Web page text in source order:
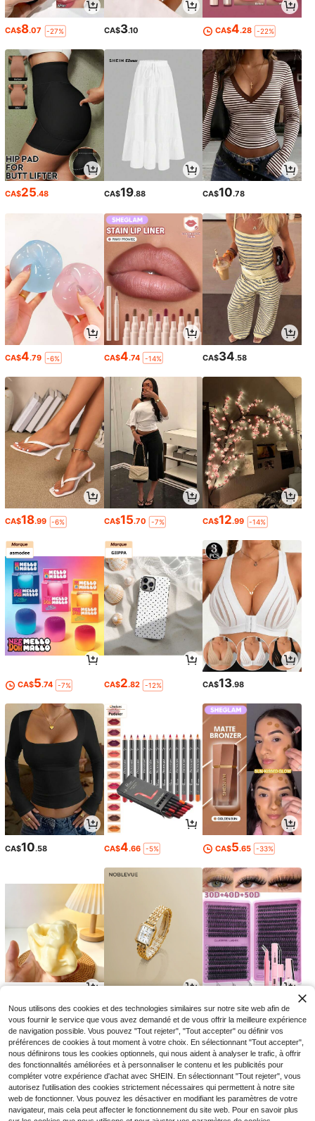
CA$8.07 -27% CA$3.10 CA$4.28 -22%
CA$25.48 CA$19.88 CA$10.78
CA$4.79 -6% CA$4.74 -14% CA$34.58
CA$18.99 -6% CA$15.70 -7% CA$12.99 -14%
CA$5.74 -7% CA$2.82 -12% CA$13.98
CA$10.58 CA$4.66 -5% CA$5.65 -33%
CA$7 .80 CA$5.10 -9% CA$2.34 -10%
Nous utilisons des cookies et des technologies similaires sur notre site web afin de
vous fournir le service que vous avez demandé et de vous offrir la meilleure expérience
de navigation possible. Vous pouvez "Tout rejeter", "Tout accepter" ou définir vos
préférences de cookies à tout moment à votre choix. En sélectionnant "Tout accepter",
nous définirons tous les cookies optionnels, qui nous aident à analyser le trafic, à offrir
des fonctionnalités améliorées et à personnaliser le contenu et les publicités pour
compléter votre expérience d'achat avec SHEIN. En sélectionnant "Tout rejeter", vous
autorisez l'utilisation des cookies strictement nécessaires qui permettent à notre site
web de fonctionner. Vous pouvez les désactiver en modifiant les paramètres de votre
navigateur, mais cela peut affecter le fonctionnement du site web. Pour en savoir plus